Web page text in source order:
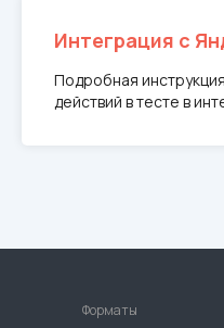
Интеграция с
Подробная
действий в тесте в
Форматы